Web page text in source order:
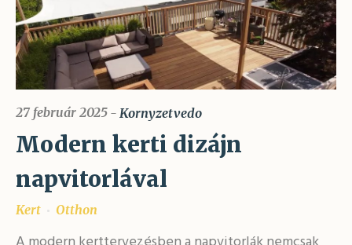
27 február 2025 Kornyzetvedo
Modern kerti dizájn
napvitorlával
Kert Otthon